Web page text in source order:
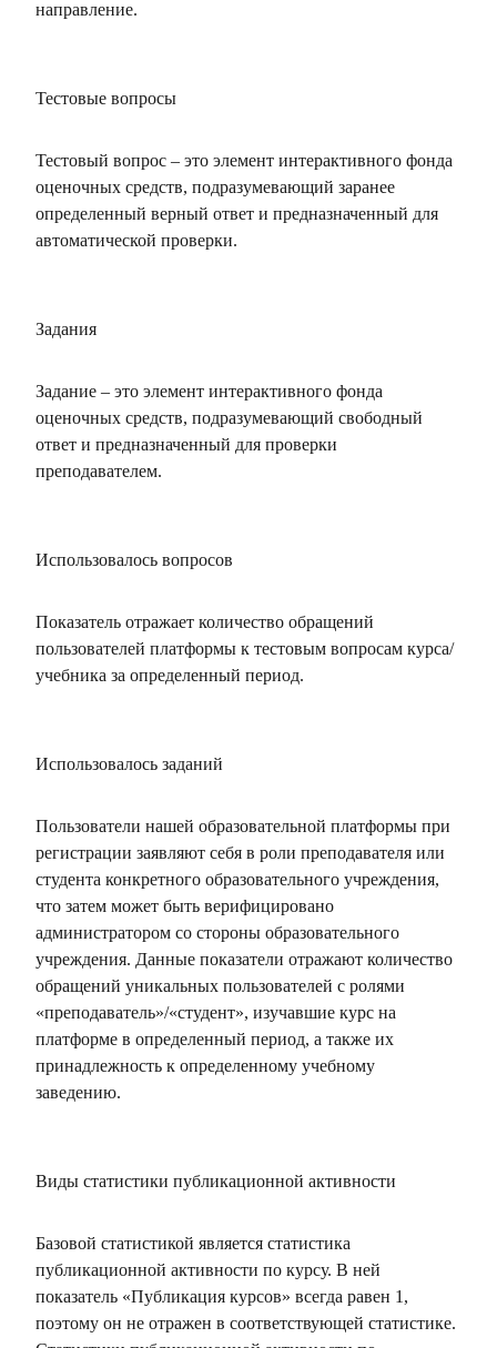
направление.
Тестовые вопросы
Тестовый вопрос – это элемент интерактивного фонда
оценочных средств, подразумевающий заранее
определенный верный ответ и предназначенный для
автоматической проверки.
Задания
Задание – это элемент интерактивного фонда
оценочных средств, подразумевающий свободный
ответ и предназначенный для проверки
преподавателем.
Использовалось вопросов
Показатель отражает количество обращений
пользователей платформы к тестовым вопросам курса/
учебника за определенный период.
Использовалось заданий
Пользователи нашей образовательной платформы при
регистрации заявляют себя в роли преподавателя или
студента конкретного образовательного учреждения,
что затем может быть верифицировано
администратором со стороны образовательного
учреждения. Данные показатели отражают количество
обращений уникальных пользователей с ролями
«преподаватель»/«студент», изучавшие курс на
платформе в определенный период, а также их
принадлежность к определенному учебному
заведению.
Виды статистики публикационной активности
Базовой статистикой является статистика
публикационной активности по курсу. В ней
показатель «Публикация курсов» всегда равен 1,
поэтому он не отражен в соответствующей статистике.